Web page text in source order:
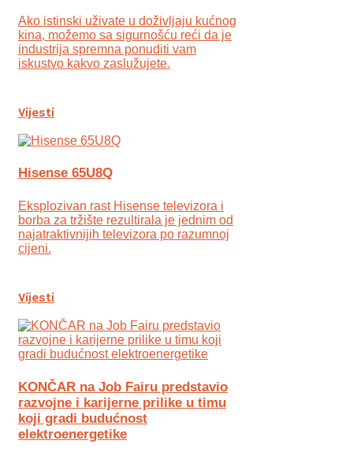
Ako istinski uživate u doživljaju kućnog
kina, možemo sa sigurnošću reći da je
industrija spremna ponuditi vam
iskustvo kakvo zaslužujete.
Vijesti
Hisense 65U8Q
Eksplozivan rast Hisense televizora i
borba za tržište rezultirala je jednim od
najatraktivnijih televizora po razumnoj
cijeni.
Vijesti
KONČAR na Job Fairu predstavio
razvojne i karijerne prilike u timu
koji gradi budućnost
elektroenergetike